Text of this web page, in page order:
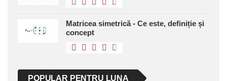
Matricea simetrică - Ce este, definiție și
concept
POPULAR PENTRU LUNA